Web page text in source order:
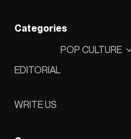
Categories
EDITORIAL
POP CULTURE
WRITE US